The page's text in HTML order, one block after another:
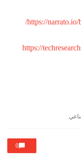
https://narrato.io/
https://
0